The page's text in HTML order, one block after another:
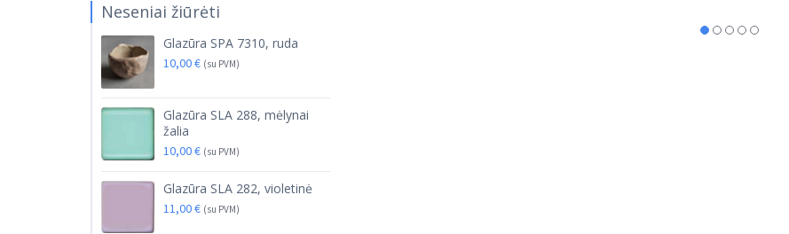
Neseniai žiūrėti
Glazūra SPA 7310, ruda
10,00€ (su PVM)
Glazūra SLA 288, mėlynai
žalia
10,00€ (su PVM)
Glazūra SLA 282, violetinė
11,00€ (su PVM)